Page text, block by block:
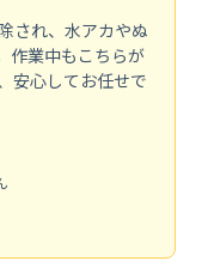
され、水アカやぬ
作業中もこちらが
安心してお任せで